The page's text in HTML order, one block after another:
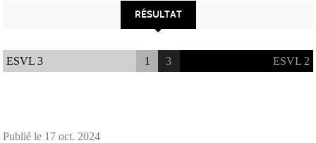
RÉSULTAT
ESVL 3 1 3 ESVL 2
Publié le 17 oct. 2024